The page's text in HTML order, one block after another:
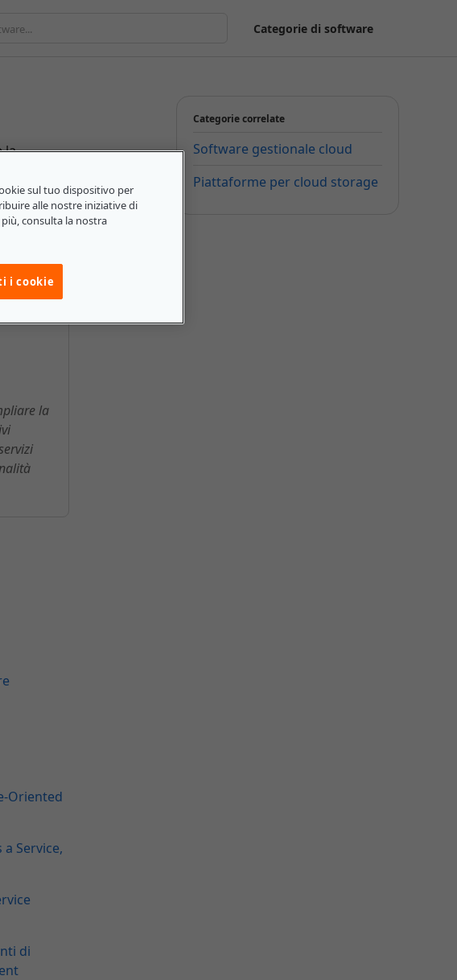
Categorie di software
la
prima di
e
la
Oriented
Service,
di
Categorie correlate
Software gestionale cloud
Piattaforme per cloud storage
sul tuo dispositivo per
alle nostre iniziative di
consulta la nostra
i cookie